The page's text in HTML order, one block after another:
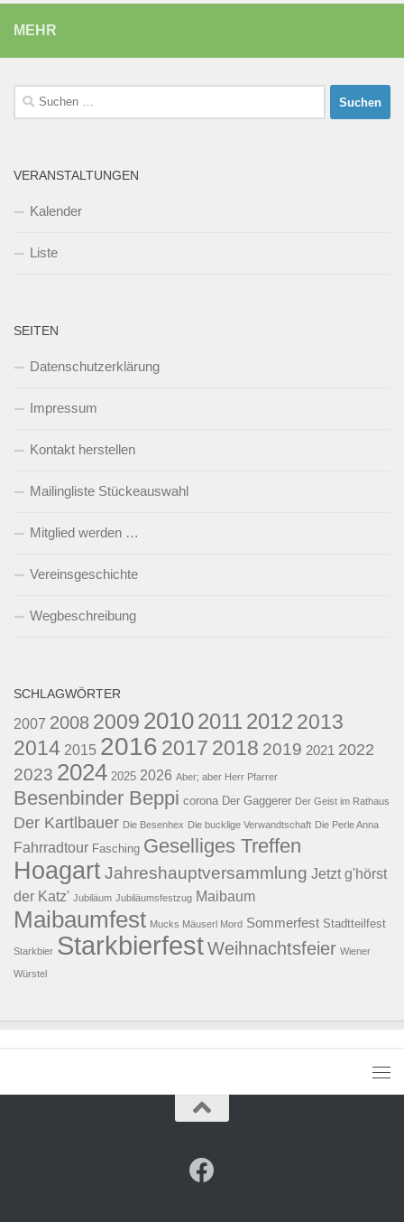
MEHR
Suchen
nach:
VERANSTALTUNGEN
Kalender
Liste
SEITEN
Datenschutzerklärung
Impressum
Kontakt herstellen
Mailingliste Stückeauswahl
Mitglied werden …
Vereinsgeschichte
Wegbeschreibung
SCHLAGWÖRTER
2007 2008 2009 20102011 2012 2013
2014 2015 2016 2017 2018 2019 2021 2022
2023 2024 2025 2026 Aber; aber Herr Pfarrer
Besenbinder Beppi corona Der Gaggerer Der Geist im Rathaus
Der Kartlbauer Die Besenhex Die bucklige Verwandtschaft Die Perle Anna
Fahrradtour Fasching Geselliges Treffen
HoagartJahreshauptversammlung Jetzt g'hörst
der Katz' Jubiläum Jubiläumsfestzug Maibaum
Maibaumfest Mucks Mäuserl Mord Sommerfest Stadtteilfest
Starkbier StarkbierfestWeihnachtsfeier Wiener
Würstel